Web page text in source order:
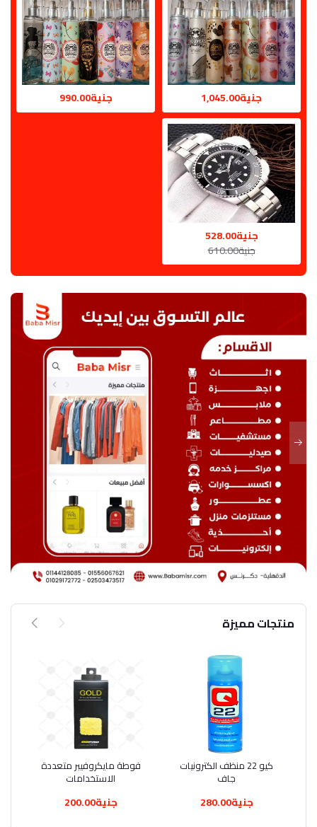
جنية1,045.00 جنية990.00
جنية528.00
جنية610.00
منتجات مميزة
أضف إلى السلة
كيو 22 منظف الكترونيات
جاف
جنية280.00
أضف إلى السلة
فوطة مايكروفيبر متعددة
الاستخدامات
جنية200.00